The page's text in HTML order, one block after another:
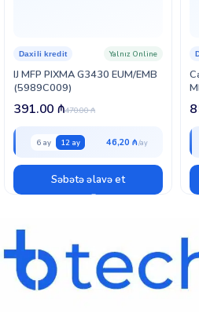
printerin uzunmüddətli və stabil
edir.
IJ MFP PIXMA G3430 EUM/EMB
(5989C009)
Daxili kredit Yalnız Online
470.00₼
391.00 ₼
6 ay 12 ay 46,20 ₼
Səbətə əlavə et